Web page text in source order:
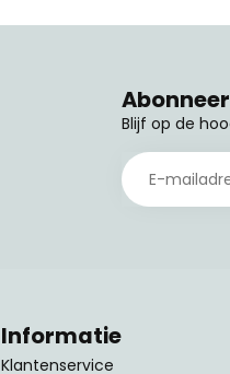
Blijf op de
Informatie
Klantenservice